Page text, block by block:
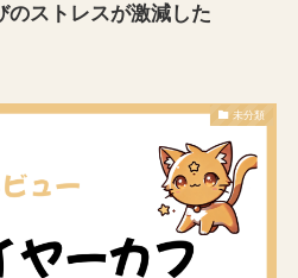
のストレスが激減した
未分類